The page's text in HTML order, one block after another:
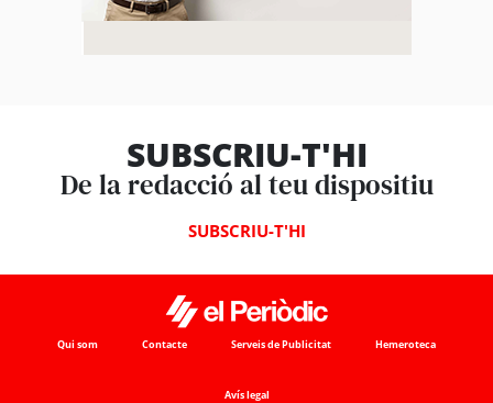
SUBSCRIU-T'HI
De la redacció al teu dispositiu
SUBSCRIU-T'HI
Qui som Contacte Serveis de Publicitat Hemeroteca
Avís legal